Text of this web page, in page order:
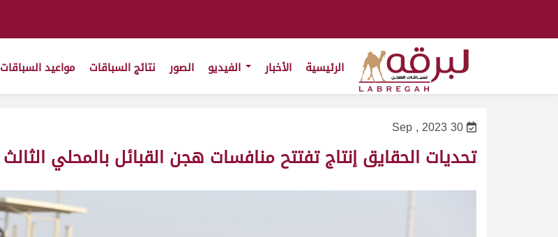
الرئيسية الأخبار الصور نتائج السباقات مواعيد السباقات
30 Sep , 2023
تحديات الحقايق إنتاج تفتتح منافسات هجن القبائل بالمحلي الثالث